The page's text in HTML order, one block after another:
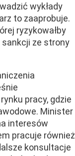
wykłady
to zaaprobuje.
ryzykowałby
ze strony
pracy, gdzie
Minister
interesów
pracuje również
konsultacje